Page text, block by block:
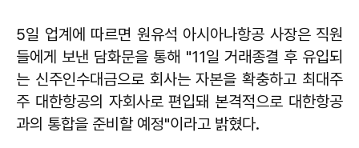
5일 업계에 따르면 원유석 아시아나항공 사장은 직원
들에게 보낸 담화문을 통해 "11일 거래종결 후 유입되
는 신주인수대금으로 회사는 자본을 확충하고 최대주
주 대한항공의 자회사로 편입돼 본격적으로 대한항공
과의 통합을 준비할 예정"이라고 밝혔다.